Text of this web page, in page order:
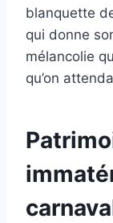
blanquette
qui donne
mélancolie
qu’on